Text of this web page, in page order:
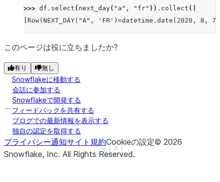
>>> df . select ( next_day( "a" , "fr" )) . collect ()
[Row(NEXT_DAY("A", 'FR')=datetime.date(2020,
Show less
See more
このページは役に立ちましたか?
有り 無し
Snowflakeに移動する
会話に参加する
Snowflakeで開発する
フィードバックを共有する
ブログでの最新情報を表示する
独自の認定を取得する
プライバシー通知サイト規約Cookieの設定© 2026
Snowflake, Inc. All Rights Reserved.